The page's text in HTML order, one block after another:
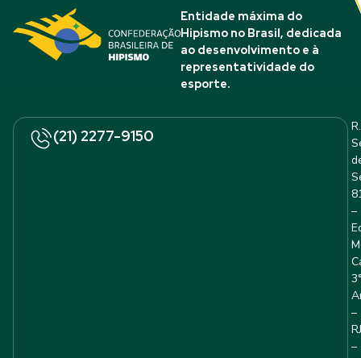
Entidade máxima do
Hipismo no Brasil, dedicada
ao desenvolvimento e à
representatividade do
esporte.
(21) 2277-9150
R.
–
–
RJ
–